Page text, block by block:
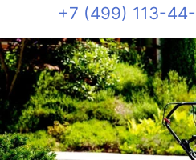
метро Смоленская
метро Черкизовская
метро Таганская
метро Тургеневская
+7 (499) 113-